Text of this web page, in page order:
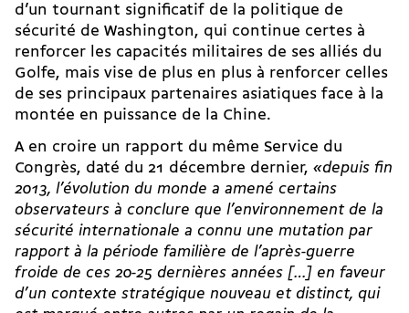
d’un tournant significatif de la politique de
sécurité de Washington, qui continue certes à
renforcer les capacités militaires de ses alliés du
Golfe, mais vise de plus en plus à renforcer celles
de ses principaux partenaires asiatiques face à la
montée en puissance de la Chine.
A en croire un rapport du même Service du
Congrès, daté du 21 décembre dernier, «depuis fin
2013, l’évolution du monde a amené certains
observateurs à conclure que l’environnement de la
sécurité internationale a connu une mutation par
rapport à la période familière de l’après-guerre
froide de ces 20-25 dernières années […] en faveur
d’un contexte stratégique nouveau et distinct, qui